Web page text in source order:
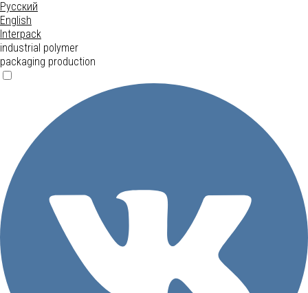
Русский
English
Interpack
industrial polymer
packaging production